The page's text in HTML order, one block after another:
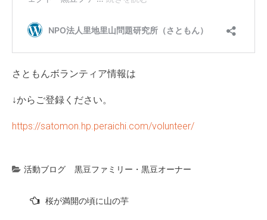
さともんボランティア情報は
↓からご登録ください。
https://satomon.hp.peraichi.com/volunteer/
活動ブログ 黒豆ファミリー・黒豆オーナー
桜が満開の頃に山の芋